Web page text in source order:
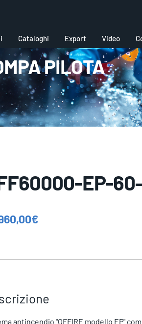
Cataloghi Export Video
PILOTA
EP-
€
antincendio "OFFIRE modello EP"